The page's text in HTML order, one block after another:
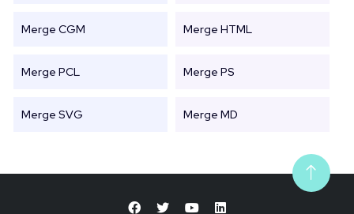
Merge CGM Merge HTML
Merge PCL Merge PS
Merge SVG Merge MD